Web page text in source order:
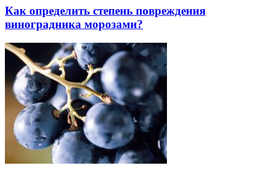
Как определить степень повреждения
виноградника морозами?